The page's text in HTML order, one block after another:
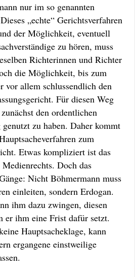
nur im so genannten
„echte“ Gerichts­verfahren
der Möglich­keit, eventuell
zu hören, muss
Richterinnen und Richter
die Möglichkeit, bis zum
vor allem schlussendlich den
Für diesen Weg
den ordent­lichen
zu haben. Daher kommt
zum
Etwas kompliziert ist das
Doch das
Nicht Böhmermann muss
einleiten, sondern Erdogan.
ihm dazu zwingen, diesen
er ihm eine Frist dafür setzt.
Hauptsacheklage, kann
ergangene einstweilige